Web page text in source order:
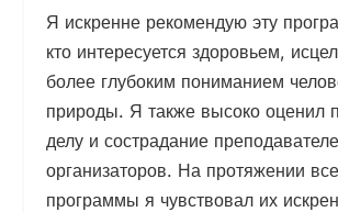
Я искренне рекомендую эту
кто интересуется здоровьем,
более глубоким пониманием
природы. Я также высоко оценил
делу и сострадание
организаторов. На протяжении
программы я чувствовал их